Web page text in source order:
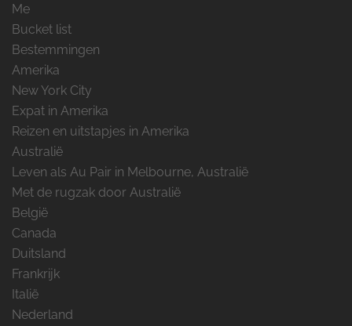
Me
Bucket list
Bestemmingen
Amerika
New York City
Expat in Amerika
Reizen en uitstapjes in Amerika
Australië
Leven als Au Pair in Melbourne, Australië
Met de rugzak door Australië
België
Canada
Duitsland
Frankrijk
Italië
Nederland